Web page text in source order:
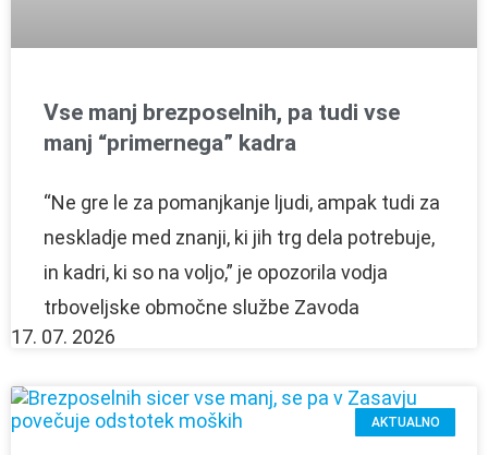
Vse manj brezposelnih, pa tudi vse
manj “primernega” kadra
“Ne gre le za pomanjkanje ljudi, ampak tudi za
neskladje med znanji, ki jih trg dela potrebuje,
in kadri, ki so na voljo,” je opozorila vodja
trboveljske območne službe Zavoda
17. 07. 2026
AKTUALNO